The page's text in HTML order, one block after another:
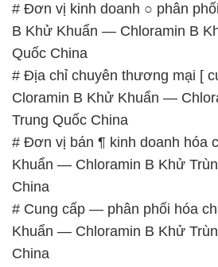
# Đơn vị kinh doanh ○ phân
B Khử Khuẩn — Chloramin B
Quốc China
# Địa chỉ chuyên thương mại [
Cloramin B Khử Khuẩn —
Trung Quốc China
# Đơn vị bán ¶ kinh doanh hóa
Khuẩn — Chloramin B Khử
China
# Cung cấp — phân phối hóa
Khuẩn — Chloramin B Khử
China